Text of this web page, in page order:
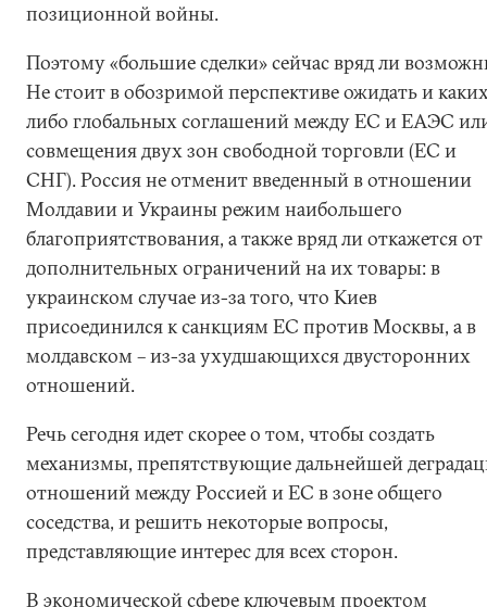
позиционной войны.
Поэтому «большие сделки» сейчас вряд ли
Не стоит в обозримой перспективе ожидать и
либо глобальных соглашений между ЕС и ЕАЭС
совмещения двух зон свободной торговли (ЕС и
СНГ). Россия не отменит введенный в отношении
Молдавии и Украины режим наибольшего
благоприятствования, а также вряд ли откажется от
дополнительных ограничений на их товары: в
украинском случае из-за того, что Киев
присоединился к санкциям ЕС против Москвы, а в
молдавском – из-за ухудшающихся двусторонних
отношений.
Речь сегодня идет скорее о том, чтобы создать
механизмы, препятствующие дальнейшей
отношений между Россией и ЕС в зоне общего
соседства, и решить некоторые вопросы,
представляющие интерес для всех сторон.
В экономической сфере ключевым проектом